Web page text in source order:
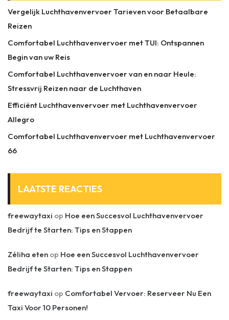
Vergelijk Luchthavenvervoer Tarieven voor Betaalbare
Reizen
Comfortabel Luchthavenvervoer met TUI: Ontspannen
Begin van uw Reis
Comfortabel Luchthavenvervoer van en naar Heule:
Stressvrij Reizen naar de Luchthaven
Efficiënt Luchthavenvervoer met Luchthavenvervoer
Allegro
Comfortabel Luchthavenvervoer met Luchthavenvervoer
66
LAATSTE REACTIES
freewaytaxi op Hoe een Succesvol Luchthavenvervoer
Bedrijf te Starten: Tips en Stappen
Zéliha eten op Hoe een Succesvol Luchthavenvervoer
Bedrijf te Starten: Tips en Stappen
freewaytaxi op Comfortabel Vervoer: Reserveer Nu Een
Taxi Voor 10 Personen!